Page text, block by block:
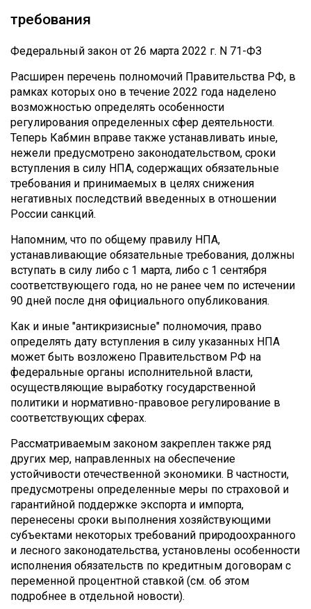
требования
Федеральный закон от 26 марта 2022 г. N 71-ФЗ
Расширен перечень полномочий Правительства РФ, в
рамках которых оно в течение 2022 года наделено
возможностью определять особенности
регулирования определенных сфер деятельности.
Теперь Кабмин вправе также устанавливать иные,
нежели предусмотрено законодательством, сроки
вступления в силу НПА, содержащих обязательные
требования и принимаемых в целях снижения
негативных последствий введенных в отношении
России санкций.
Напомним, что по общему правилу НПА,
устанавливающие обязательные требования, должны
вступать в силу либо с 1 марта, либо с 1 сентября
соответствующего года, но не ранее чем по истечении
90 дней после дня официального опубликования.
Как и иные "антикризисные" полномочия, право
определять дату вступления в силу указанных НПА
может быть возложено Правительством РФ на
федеральные органы исполнительной власти,
осуществляющие выработку государственной
политики и нормативно-правовое регулирование в
соответствующих сферах.
Рассматриваемым законом закреплен также ряд
других мер, направленных на обеспечение
устойчивости отечественной экономики. В частности,
предусмотрены определенные меры по страховой и
гарантийной поддержке экспорта и импорта,
перенесены сроки выполнения хозяйствующими
субъектами некоторых требований природоохранного
и лесного законодательства, установлены особенности
исполнения обязательств по кредитным договорам с
переменной процентной ставкой (см. об этом
подробнее в отдельной новости).